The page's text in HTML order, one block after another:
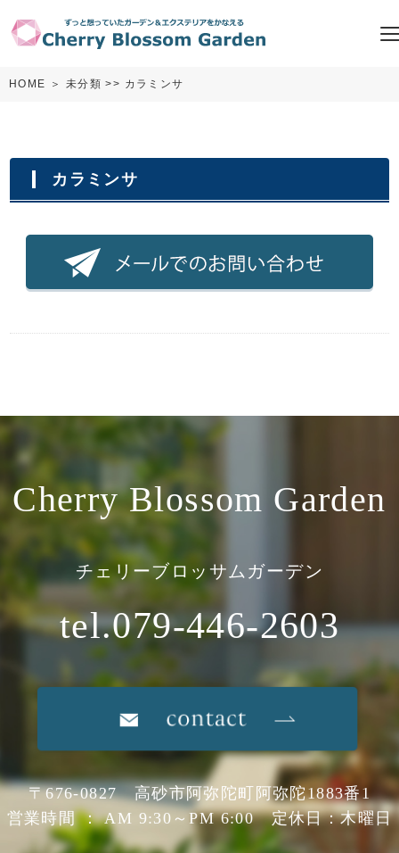
HOME ＞ 未分類 >> カラミンサ
カラミンサ
Cherry Blossom Garden
チェリーブロッサムガーデン
tel.079-446-2603
〒676-0827 高砂市阿弥陀町阿弥陀1883番1
営業時間 ： AM 9:30～PM 6:00 定休日：木曜日